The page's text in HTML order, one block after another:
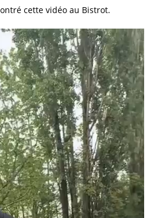
cette vidéo au Bistrot.